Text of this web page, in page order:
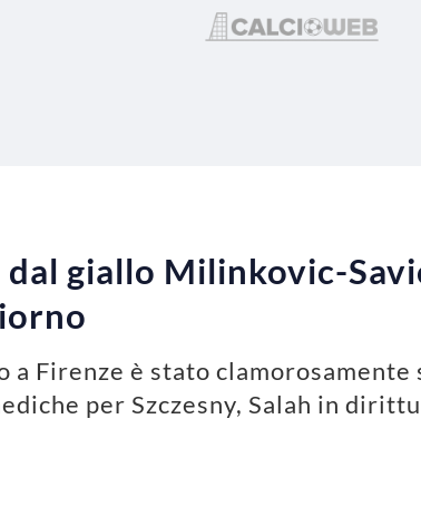
giallo Milinkovic-
a Firenze è stato
per Szczesny, Salah in